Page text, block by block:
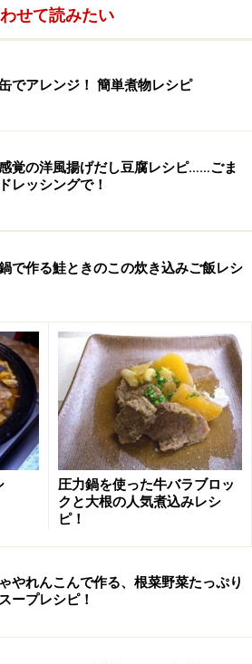
せて読みたい
でアレンジ！ 簡単煮物レシピ
覚の洋風揚げだし豆腐レシピ……ごま
レッシングで！
で作る鮭ときのこの炊き込みご飯レシ
圧力鍋を使った牛バラブロッ
クと大根の人気煮込みレシ
ピ！
やれんこんで作る、根菜野菜たっぷり
ープレシピ！